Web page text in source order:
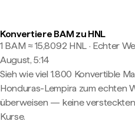
Konvertiere BAM zu HNL
1 BAM ≈ 15,8092 HNL · Echter
August, 5:14
Sieh wie viel 1.800 Konvertible
Honduras-Lempira zum echten
überweisen — keine
Kurse.